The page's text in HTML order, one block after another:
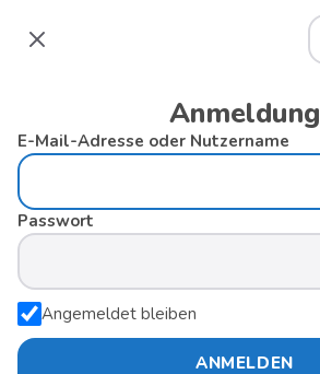
Schließen
Anmeldung
E-Mail-Adresse oder Nutzername
Passwort
Angemeldet bleiben
ANMELDEN